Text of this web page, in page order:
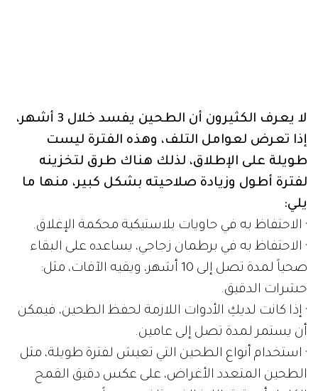
لا يعرف الكثيرون أن الطحين يفسد خلال 3 أشهر،
إذا تعرض لعوامل التلف، وهذه الفترة ليست
طويلة على الإطلاق، لذلك هناك طرق لتخزينه
لفترة أطول وزيادة صلاحيته بشكل كبير، منها ما
يلي:
· الاحتفاظ به في حاويات بلاستيكية محكمة الإغلاق.
· الاحتفاظ به في برطمان زجاجي، يساعده على البقاء
صحياً لمدة تصل إلى 10 أشهر، ويقيه الآفات، مثل:
حشرات الدقيق.
· إذا كانت لديكِ الأدوات اللازمة لحفظ الطحين، فيمكن
أن يستمر لمدة تصل إلى عامين.
· استخدام أنواع الطحين التي تعيش لفترة طويلة، مثل
الطحين المتعدد الأغراض، على عكس دقيق القمح